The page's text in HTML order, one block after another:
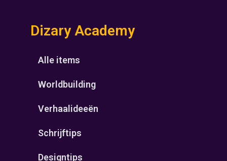
Dizary Academy
Alle items
Worldbuilding
Verhaalideeën
Schrijftips
Designtips